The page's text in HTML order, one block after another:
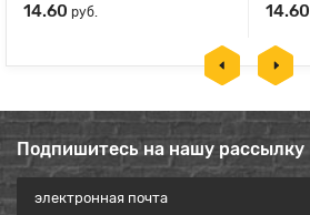
14.60 руб. 14.60
Подпишитесь на нашу рассылку